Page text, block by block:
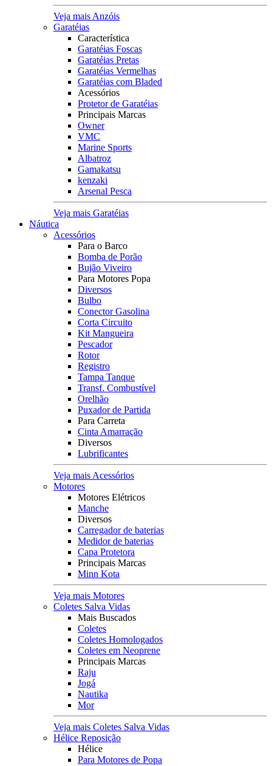
Veja mais Anzóis
Garatéias
Característica
Garatéias Foscas
Garatéias Pretas
Garatéias Vermelhas
Garatéias com Bladed
Acessórios
Protetor de Garatéias
Principais Marcas
Owner
VMC
Marine Sports
Albatroz
Gamakatsu
kenzaki
Arsenal Pesca
Veja mais Garatéias
Náutica
Acessórios
Para o Barco
Bomba de Porão
Bujão Viveiro
Para Motores Popa
Diversos
Bulbo
Conector Gasolina
Corta Circuito
Kit Mangueira
Pescador
Rotor
Registro
Tampa Tanque
Transf. Combustível
Orelhão
Puxador de Partida
Para Carreta
Cinta Amarração
Diversos
Lubrificantes
Veja mais Acessórios
Motores
Motores Elétricos
Manche
Diversos
Carregador de baterias
Medidor de baterias
Capa Protetora
Principais Marcas
Minn Kota
Veja mais Motores
Coletes Salva Vidas
Mais Buscados
Coletes
Coletes Homologados
Coletes em Neoprene
Principais Marcas
Raju
Jogá
Nautika
Mor
Veja mais Coletes Salva Vidas
Hélice Reposição
Hélice
Para Motores de Popa